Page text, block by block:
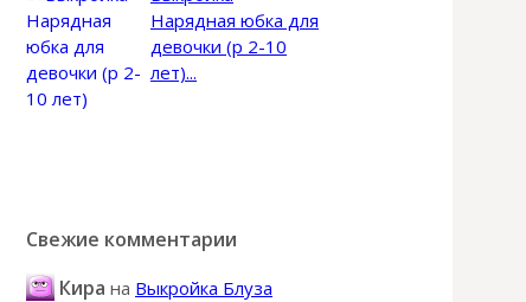
Нарядная юбка для
девочки (р 2-10
лет)...
Свежие комментарии
Кира на Выкройка Блуза